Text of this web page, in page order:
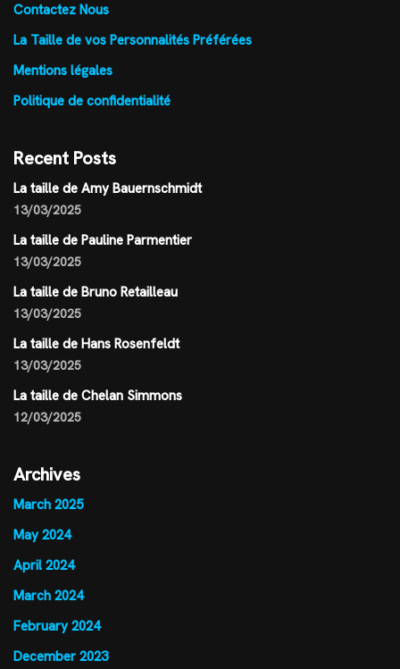
Contactez Nous
La Taille de vos Personnalités Préférées
Mentions légales
Politique de confidentialité
Recent Posts
La taille de Amy Bauernschmidt
13/03/2025
La taille de Pauline Parmentier
13/03/2025
La taille de Bruno Retailleau
13/03/2025
La taille de Hans Rosenfeldt
13/03/2025
La taille de Chelan Simmons
12/03/2025
Archives
March 2025
May 2024
April 2024
March 2024
February 2024
December 2023